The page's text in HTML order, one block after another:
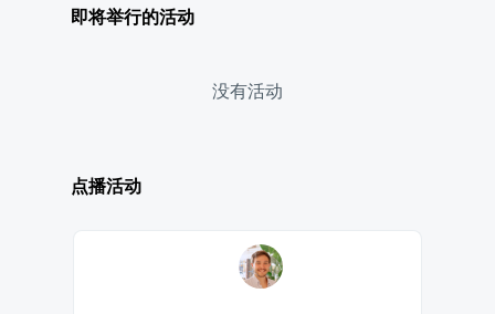
即将举行的活动
没有活动
点播活动